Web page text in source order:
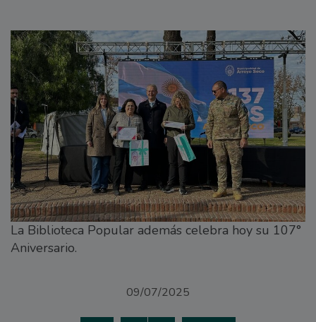
La Biblioteca Popular además celebra hoy su 107°
Aniversario.
09/07/2025